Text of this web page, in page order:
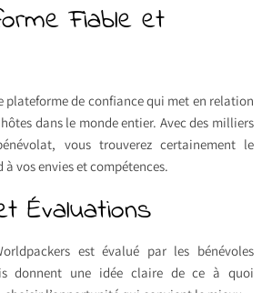
Fiable et
plateforme de confiance qui met en relation
dans le monde entier. Avec des milliers
vous trouverez certainement le
vos envies et compétences.
Évaluations
est évalué par les bénévoles
donnent une idée claire de ce à quoi